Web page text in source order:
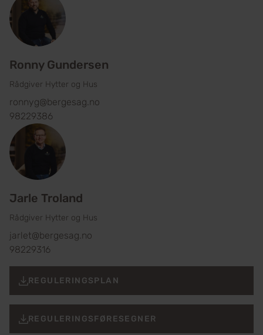
Ronny Gundersen
Rådgiver Hytter og Hus
ronnyg@bergesag.no
98229386
Jarle Troland
Rådgiver Hytter og Hus
jarlet@bergesag.no
98229316
REGULERINGSPLAN
REGULERINGSFØRESEGNER